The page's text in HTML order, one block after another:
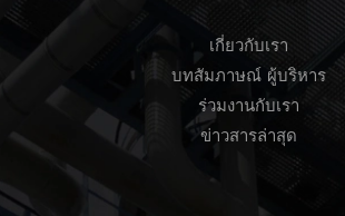
เกี่ยวกับเรา
บทสัมภาษณ์ ผู้บริหาร
ร่วมงานกับเรา
ข่าวสารล่าสุด